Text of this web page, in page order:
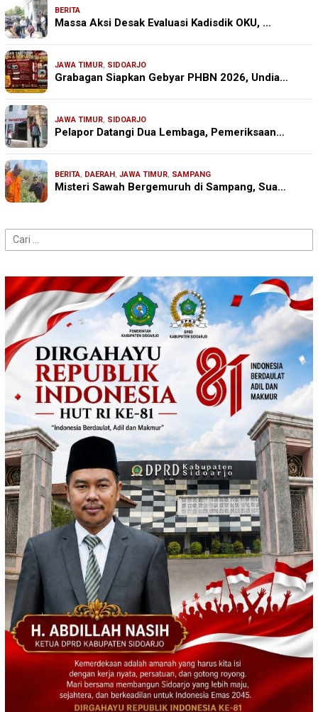
BERITA
Massa Aksi Desak Evaluasi Kadisdik OKU, …
JAWA TIMUR, SIDOARJO
Grabagan Siapkan Gebyar PHBN 2026, Undia…
JAWA TIMUR, SIDOARJO
Pelapor Datangi Dua Lembaga, Pemeriksaan…
BERITA, DAERAH, JAWA TIMUR, SAMPANG
Misteri Sawah Bergemuruh di Sampang, Sua…
Cari
untuk: